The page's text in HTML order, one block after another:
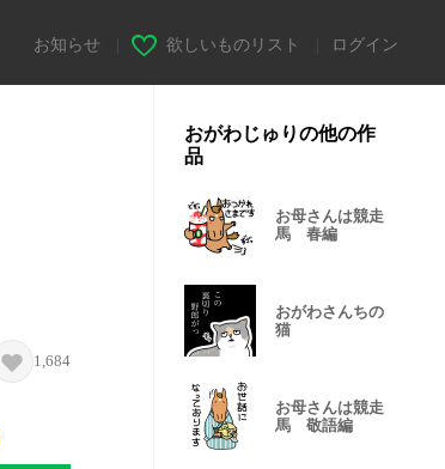
お知らせ 欲しいものリスト ログイン
1,684
おがわじゅりの他の作
品
お母さんは競走
馬 春編
おがわさんちの
猫
お母さんは競走
馬 敬語編